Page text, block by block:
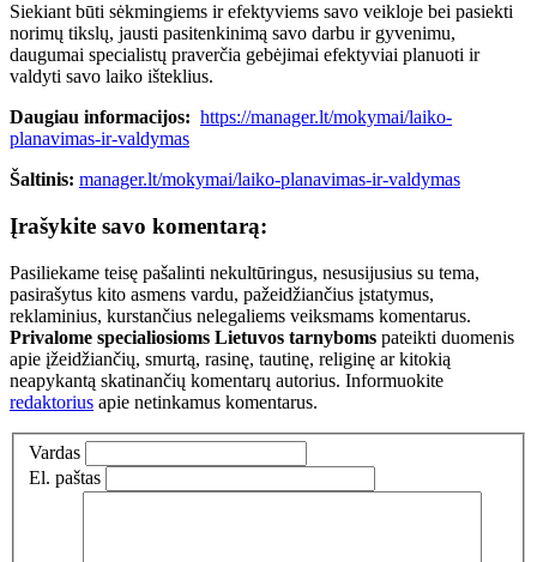
Siekiant būti sėkmingiems ir efektyviems savo veikloje bei pasiekti
norimų tikslų, jausti pasitenkinimą savo darbu ir gyvenimu,
daugumai specialistų praverčia gebėjimai efektyviai planuoti ir
valdyti savo laiko išteklius.
Daugiau informacijos: https://manager.lt/mokymai/laiko-
planavimas-ir-valdymas
Šaltinis: manager.lt/mokymai/laiko-planavimas-ir-valdymas
Įrašykite savo komentarą:
Pasiliekame teisę pašalinti nekultūringus, nesusijusius su tema,
pasirašytus kito asmens vardu, pažeidžiančius įstatymus,
reklaminius, kurstančius nelegaliems veiksmams komentarus.
Privalome specialiosioms Lietuvos tarnyboms pateikti duomenis
apie įžeidžiančių, smurtą, rasinę, tautinę, religinę ar kitokią
neapykantą skatinančių komentarų autorius. Informuokite
redaktorius apie netinkamus komentarus.
Vardas
El. paštas